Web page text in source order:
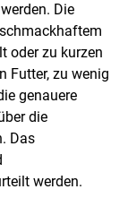
Die
oder zu kurzen
Futter, zu wenig
genauere
die
Das
werden.